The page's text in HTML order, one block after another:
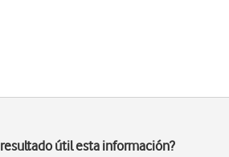
resultado útil esta información?